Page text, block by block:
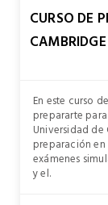
CURSO DE
En este curso
prepararte
Universidad de
preparación
exámenes
y el.